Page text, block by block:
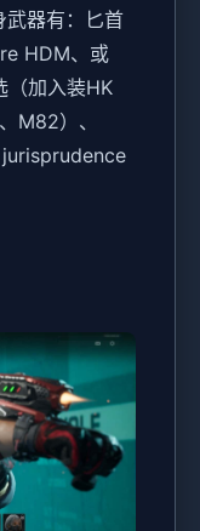
武器有：匕首
HDM、或
（加入装HK
M82）、